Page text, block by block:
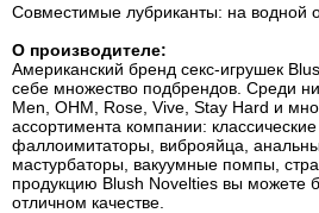
Совместимые лубриканты: на водной
О производителе:
Американский бренд секс-игрушек
себе множество подбрендов. Среди
Men, OHM, Rose, Vive, Stay Hard и
ассортимента компании:
фаллоимитаторы, виброяйца,
мастурбаторы, вакуумные помпы,
продукцию Blush Novelties вы можете
отличном качестве.